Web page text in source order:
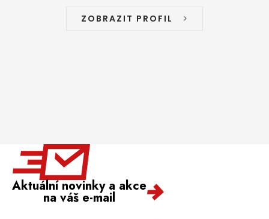
ZOBRAZIT PROFIL
Aktuální novinky a akce
na váš e-mail